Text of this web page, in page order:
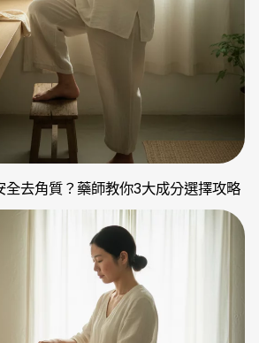
全去角質？藥師教你3大成分選擇攻略